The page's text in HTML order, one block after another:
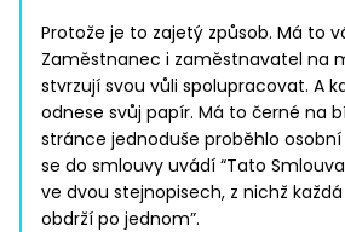
Protože je to zajetý způsob. Má to
Zaměstnanec i zaměstnavatel na
stvrzují svou vůli spolupracovat. A
odnese svůj papír. Má to černé na
stránce jednoduše proběhlo
se do smlouvy uvádí “Tato
ve dvou stejnopisech, z nichž
obdrží po jednom”.